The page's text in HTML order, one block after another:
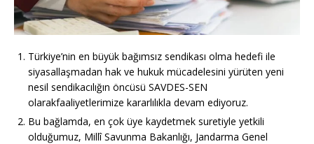
Türkiye’nin en büyük bağımsız sendikası olma hedefi ile
siyasallaşmadan hak ve hukuk mücadelesini yürüten yeni
nesil sendikacılığın öncüsü SAVDES-SEN
olarakfaaliyetlerimize kararlılıkla devam ediyoruz.
Bu bağlamda, en çok üye kaydetmek suretiyle yetkili
olduğumuz, Millî Savunma Bakanlığı, Jandarma Genel